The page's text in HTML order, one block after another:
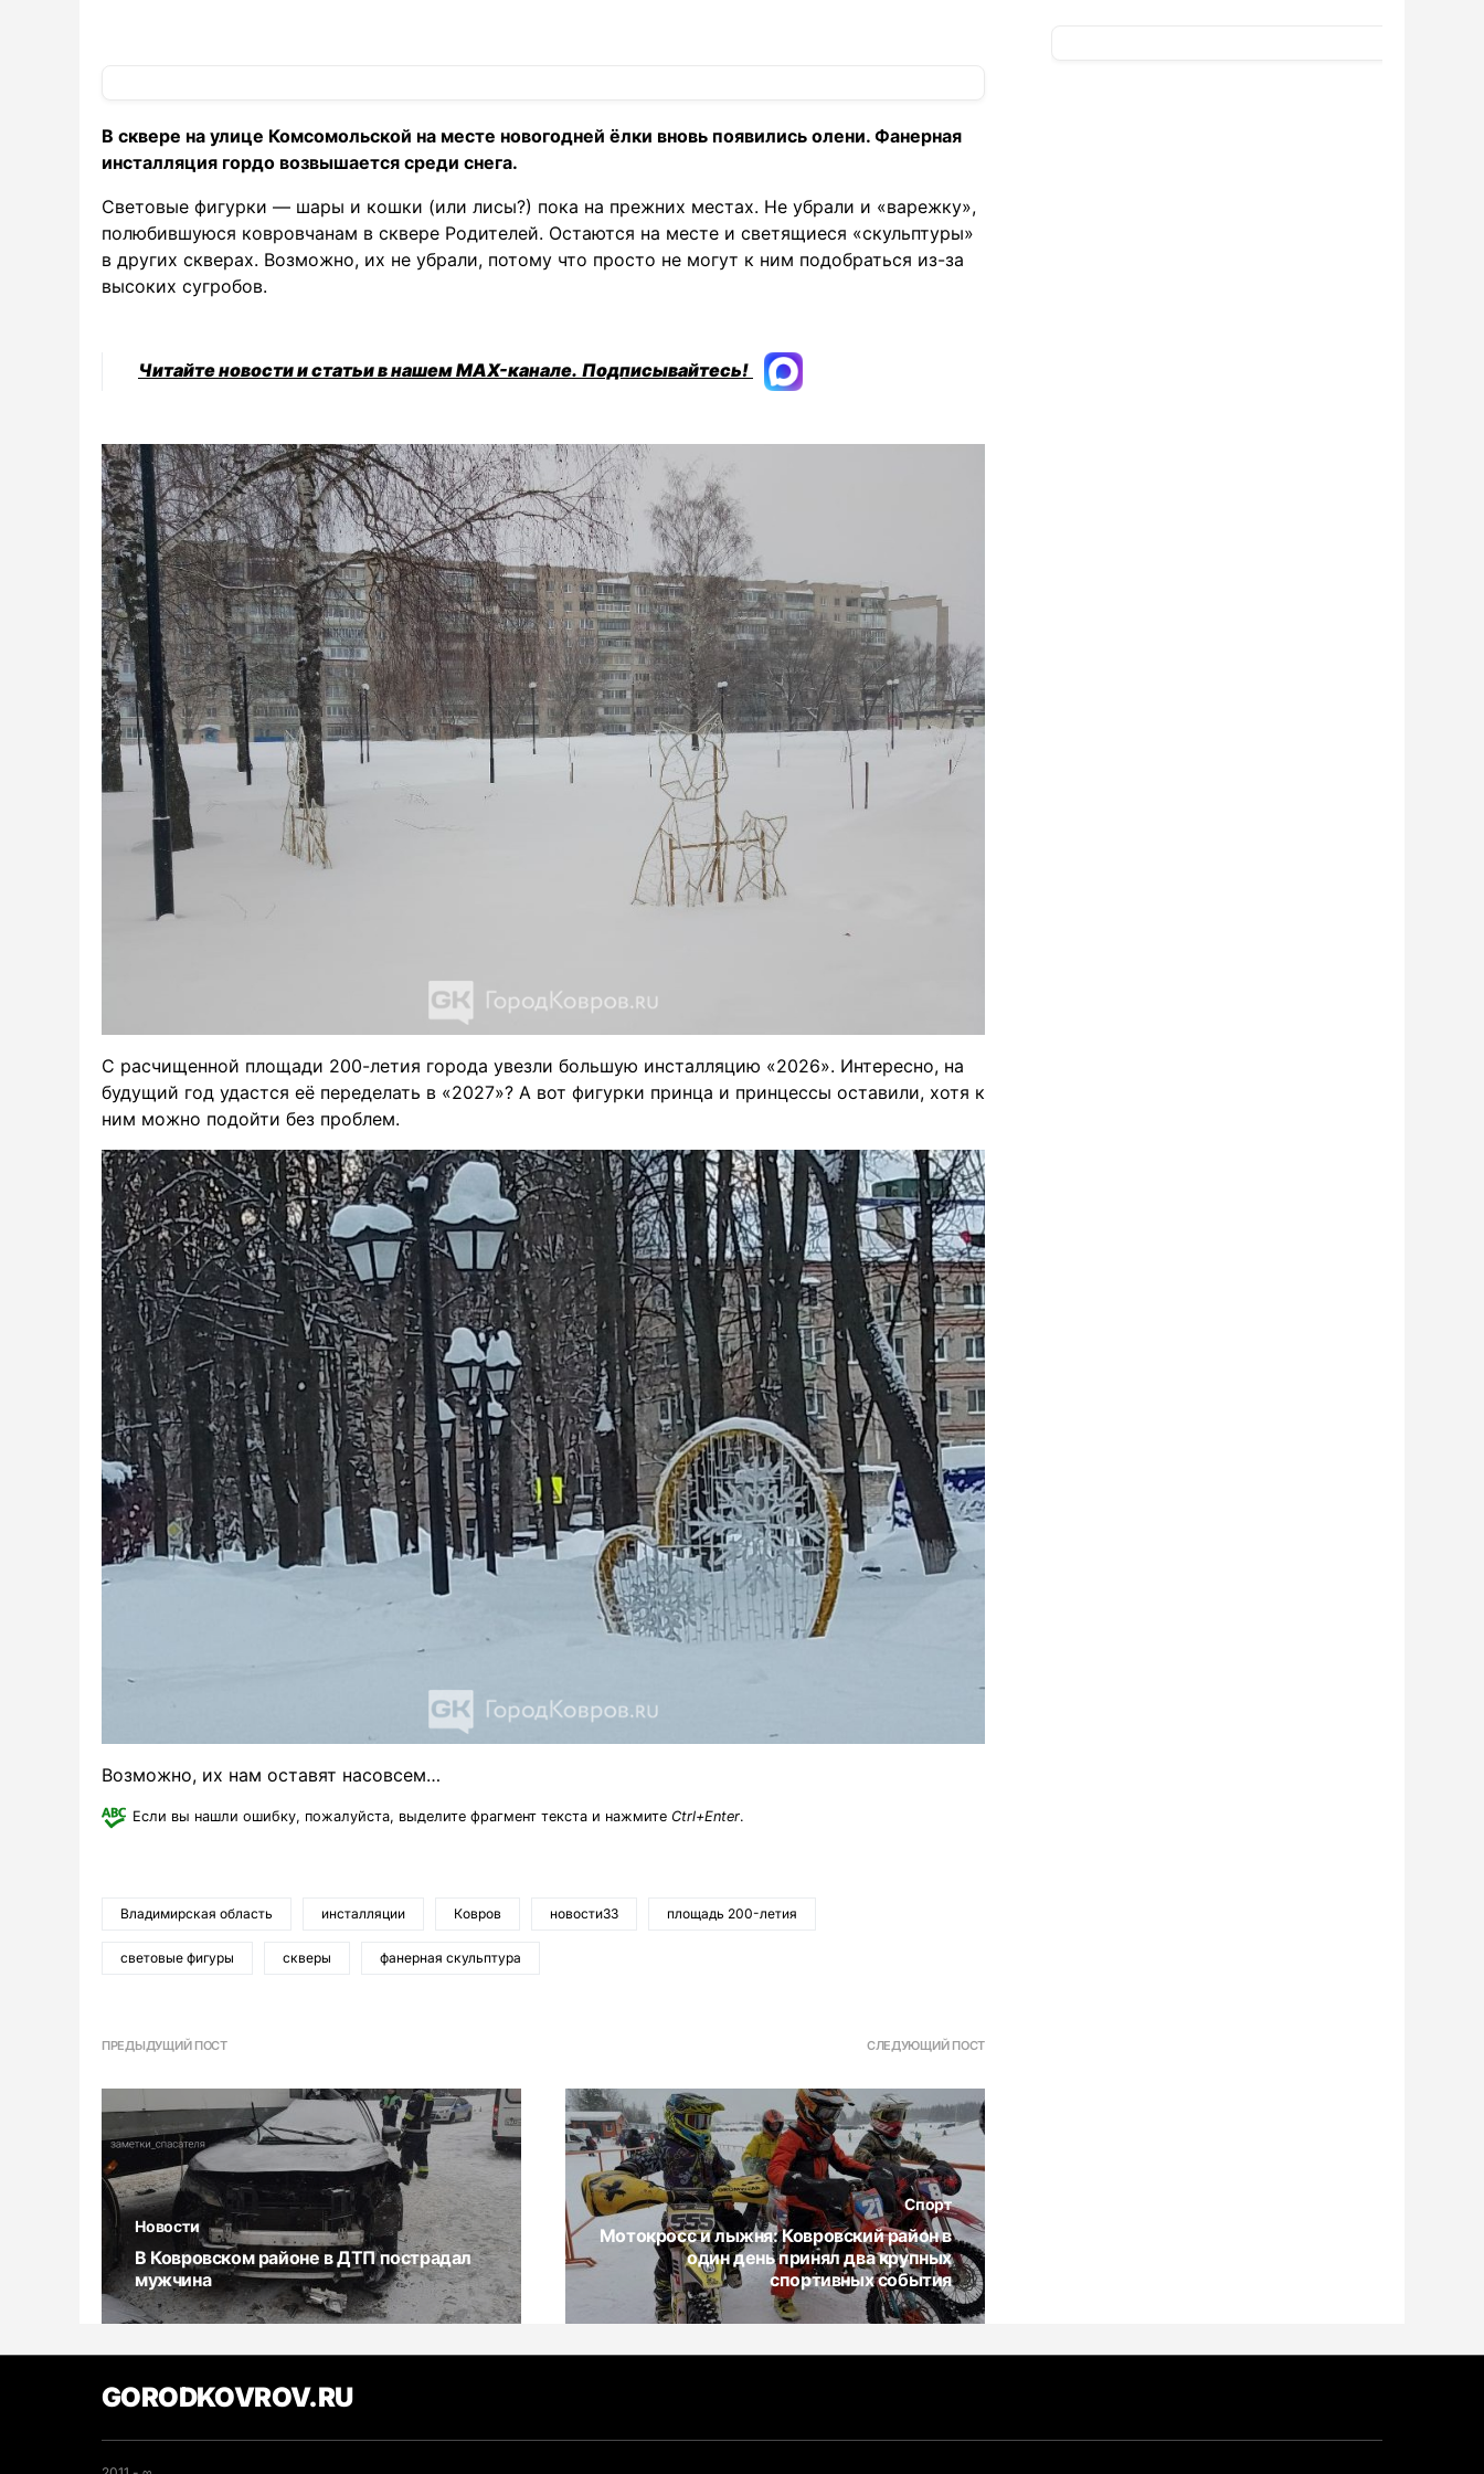
В сквере на улице Комсомольской на месте новогодней ёлки вновь появились олени. Фанерная
инсталляция гордо возвышается среди снега.
Световые фигурки — шары и кошки (или лисы?) пока на прежних местах. Не убрали и «варежку»,
полюбившуюся ковровчанам в сквере Родителей. Остаются на месте и светящиеся «скульптуры»
в других скверах. Возможно, их не убрали, потому что просто не могут к ним подобраться из-за
высоких сугробов.
Читайте новости и статьи в нашем MAX-канале. Подписывайтесь!
С расчищенной площади 200-летия города увезли большую инсталляцию «2026». Интересно, на
будущий год удастся её переделать в «2027»? А вот фигурки принца и принцессы оставили, хотя к
ним можно подойти без проблем.
Возможно, их нам оставят насовсем…
Если вы нашли ошибку, пожалуйста, выделите фрагмент текста и нажмите Ctrl+Enter.
Владимирская область инсталляции Ковров новости33 площадь 200-летия
световые фигуры скверы фанерная скульптура
ПРЕДЫДУЩИЙ ПОСТ
Новости
В Ковровском районе в ДТП пострадал
мужчина
СЛЕДУЮЩИЙ ПОСТ
Спорт
Мотокросс и лыжня: Ковровский район в
один день принял два крупных
спортивных события
GORODKOVROV.RU